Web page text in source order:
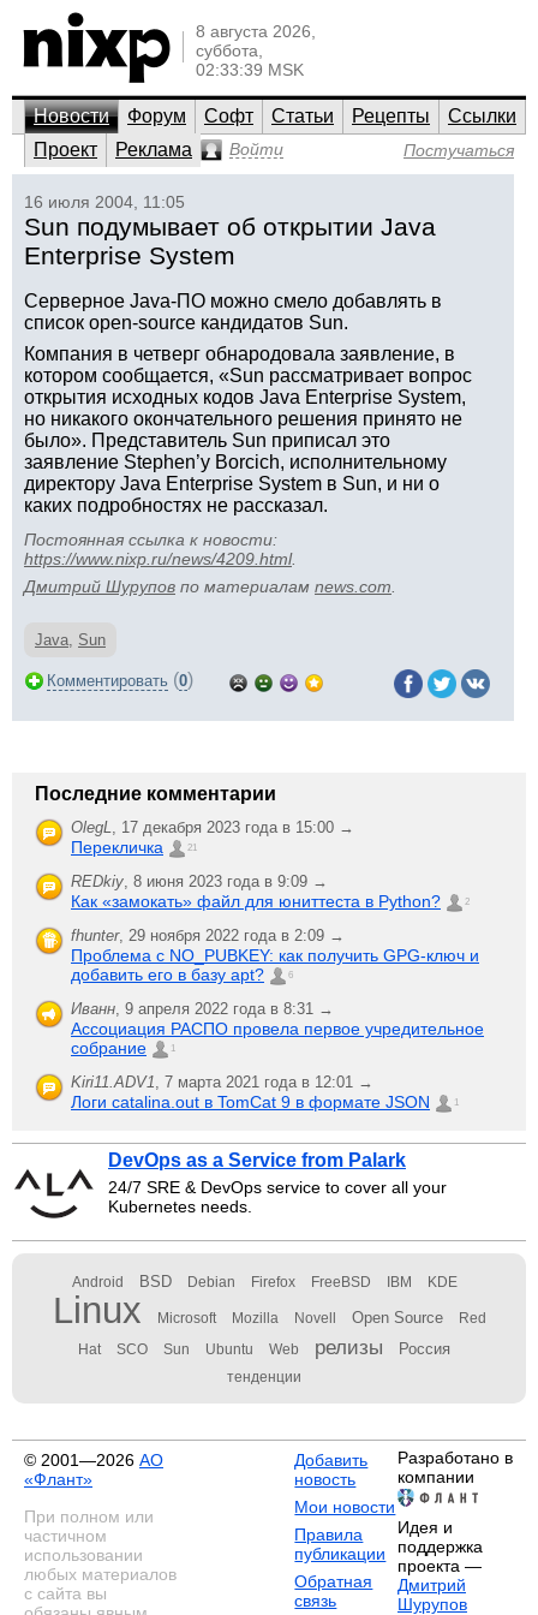
8 августа 2026,
суббота,
02:33:39 MSK
Новости Форум Софт Статьи Рецепты
Ссылки
Проект
Реклама Войти Постучаться
16 июля 2004, 11:05
Sun подумывает об открытии Java
Enterprise System
Серверное Java-ПО можно смело добавлять в
список open-source кандидатов Sun.
Компания в четверг обнародовала заявление, в
котором сообщается, «Sun рассматривает вопрос
открытия исходных кодов Java Enterprise System,
но никакого окончательного решения принято не
было». Представитель Sun приписал это
заявление Stephen’у Borcich, исполнительному
директору Java Enterprise System в Sun, и ни о
каких подробностях не рассказал.
Постоянная ссылка к новости:
https://www.nixp.ru/news/4209.html.
Дмитрий Шурупов по материалам news.com
Java, Sun
Комментировать (0)
Последние комментарии
OlegL, 17 декабря 2023 года в 15:00 →
Перекличка 21
REDkiy, 8 июня 2023 года в 9:09 →
Как «замокать» файл для юниттеста в Python? 2
fhunter, 29 ноября 2022 года в 2:09 →
Проблема с NO_PUBKEY: как получить GPG-ключ и
добавить его в базу apt?
6
Иванн, 9 апреля 2022 года в 8:31 →
Ассоциация РАСПО провела первое учредительное
собрание
1
Kiri11.ADV1, 7 марта 2021 года в 12:01 →
Логи catalina.out в TomCat 9 в формате JSON 1
DevOps as a Service from Palark
24/7 SRE & DevOps service to cover all your
Kubernetes needs.
Android BSD Debian Firefox FreeBSD IBM KDE
Linux Microsoft Mozilla Novell Open Source Red
Hat SCO Sun Ubuntu Web релизы Россия
тенденции
© 2001—2026 АО
«Флант»
При полном или
частичном
использовании
любых материалов
с сайта вы
Добавить
новость
Мои новости
Правила
публикации
Обратная
связь
Разработано в
компании
Идея и
поддержка
проекта —
Дмитрий
Шурупов